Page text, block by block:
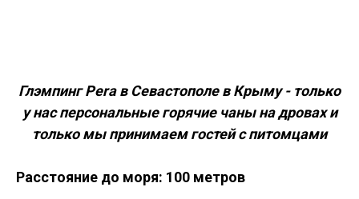
Глэмпинг Pera в Севастополе в Крыму - только
у нас персональные горячие чаны на дровах и
только мы принимаем гостей с питомцами
Расстояние до моря: 100 метров